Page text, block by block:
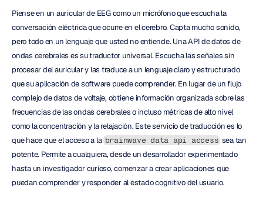
Piense en un auricular de EEG como un micrófono que escucha la
conversación eléctrica que ocurre en el cerebro. Capta mucho sonido,
pero todo en un lenguaje que usted no entiende. Una API de datos de
ondas cerebrales es su traductor universal. Escucha las señales sin
procesar del auricular y las traduce a un lenguaje claro y estructurado
que su aplicación de software puede comprender. En lugar de un flujo
complejo de datos de voltaje, obtiene información organizada sobre las
frecuencias de las ondas cerebrales o incluso métricas de alto nivel
como la concentración y la relajación. Este servicio de traducción es lo
que hace que el acceso a la brainwave data api access sea tan
potente. Permite a cualquiera, desde un desarrollador experimentado
hasta un investigador curioso, comenzar a crear aplicaciones que
puedan comprender y responder al estado cognitivo del usuario.